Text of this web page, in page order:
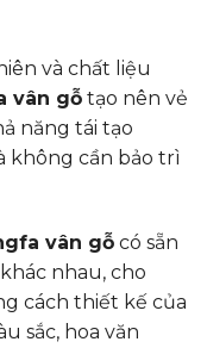
và chất liệu
vân gỗ tạo nên vẻ
năng tái tạo
không cần bảo trì
vân gỗ có sẵn
nhau, cho
cách thiết kế của
sắc, hoa văn